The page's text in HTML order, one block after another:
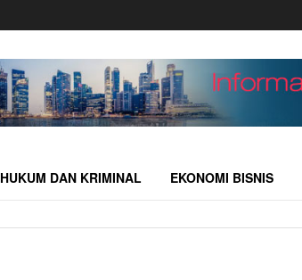
HUKUM DAN KRIMINAL EKONOMI BISNIS